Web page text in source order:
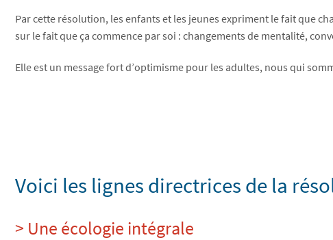
Par cette résolution, les enfants et les jeunes expriment le fait que
sur le fait que ça commence par soi : changements de mentalité,
Elle est un message fort d’optimisme pour les adultes, nous qui
Voici les lignes directrices de la
> Une écologie intégrale